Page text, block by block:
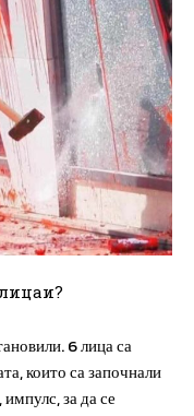
6 лица са
които са започнали
за да се